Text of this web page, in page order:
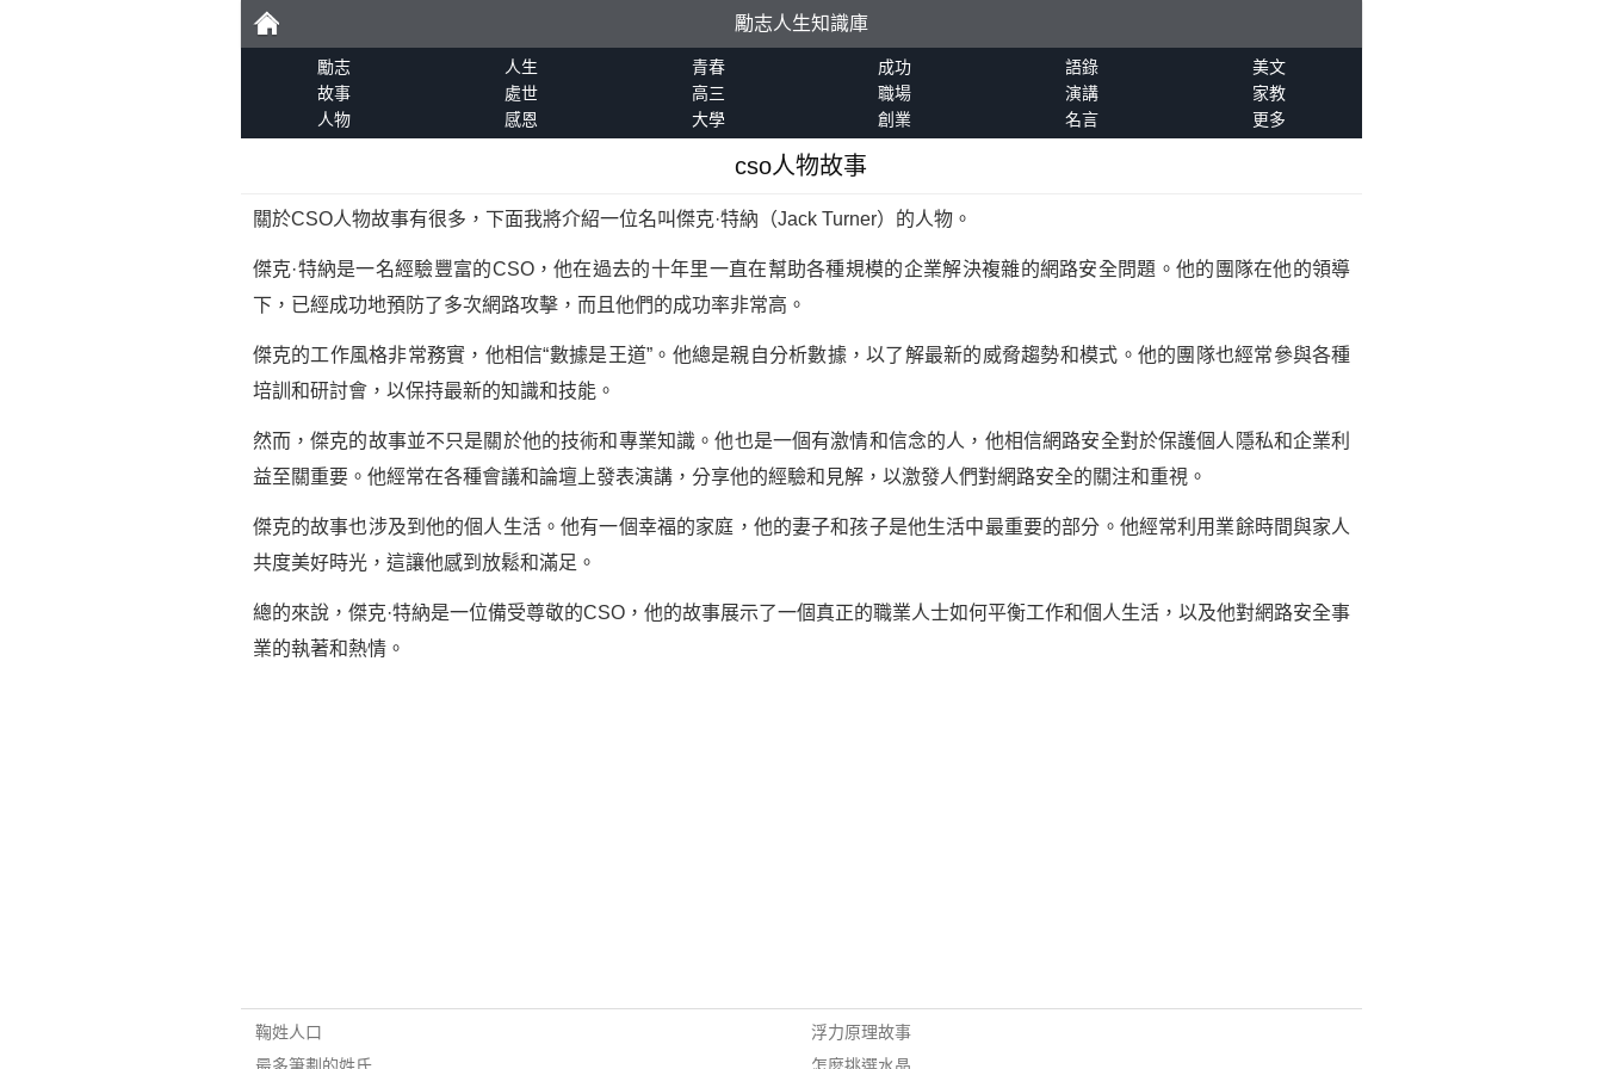
勵
勵志人生知識庫
勵志 人生 青春 成功 語錄
美文
故事
處世 高三 職場 演講
家教
人物
感恩 大學 創業 名言 更多
cso人物故事
關於CSO人物故事有很多，下面我將介紹一位名叫傑克·特納（Jack Turner）的人物。
傑克·特納是一名經驗豐富的CSO，他在過去的十年里一直在幫助各種規模的企業解決複雜的網路安全問題。他的團隊在他的領導
下，已經成功地預防了多次網路攻擊，而且他們的成功率非常高。
傑克的工作風格非常務實，他相信“數據是王道”。他總是親自分析數據，以了解最新的威脅趨勢和模式。他的團隊也經常參與各種
培訓和研討會，以保持最新的知識和技能。
然而，傑克的故事並不只是關於他的技術和專業知識。他也是一個有激情和信念的人，他相信網路安全對於保護個人隱私和企業利
益至關重要。他經常在各種會議和論壇上發表演講，分享他的經驗和見解，以激發人們對網路安全的關注和重視。
傑克的故事也涉及到他的個人生活。他有一個幸福的家庭，他的妻子和孩子是他生活中最重要的部分。他經常利用業餘時間與家人
共度美好時光，這讓他感到放鬆和滿足。
總的來說，傑克·特納是一位備受尊敬的CSO，他的故事展示了一個真正的職業人士如何平衡工作和個人生活，以及他對網路安全事
業的執著和熱情。
鞠姓人口
浮力原理故事